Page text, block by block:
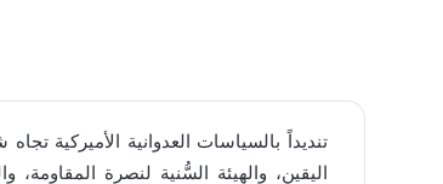
تنديداً بالسياسات العدوانية الأميركية
اليقين، والهيئة السُّنية لنصرة